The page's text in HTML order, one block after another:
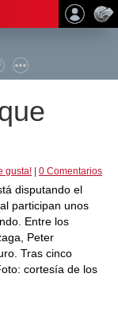
gusta! 0 Comentarios
disputando el
participan unos
Entre los
Peter
Tras cinco
cortesía de los